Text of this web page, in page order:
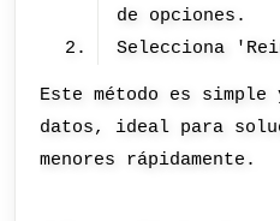
de opciones.
Selecciona
Este método es
datos, ideal para
menores rápidamente.